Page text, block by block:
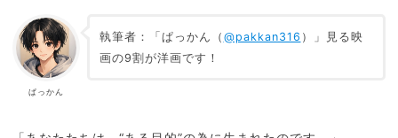
ぱっかん
執筆者：「ぱっかん（ @pakkan316 ）」見る映
画の9割が洋画です！